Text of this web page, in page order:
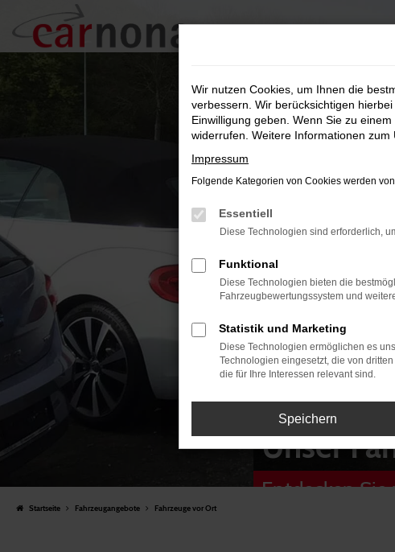
Zum
Hauptinhalt
springen
Unser
Entdecken
Startseite Fahrzeugangebote Fahrzeuge vor Ort
Wir nutzen Cookies, um Ihnen die
verbessern. Wir berücksichtigen
Einwilligung geben. Wenn Sie zu
widerrufen. Weitere Informationen
Impressum
Folgende Kategorien von Cookies werden
Essentiell
Diese Technologien sind erforderlich,
Funktional
Diese Technologien bieten die
Fahrzeugbewertungssystem und
Statistik und Marketing
Diese Technologien ermöglichen es
Technologien eingesetzt, die von
die für Ihre Interessen relevant sind.
Speichern